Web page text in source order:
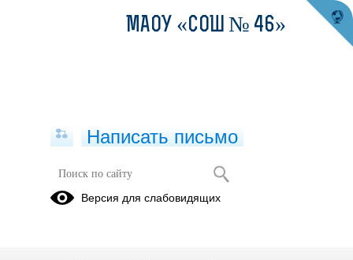
Берегите детей от кишечных
заболеваний!
МАОУ «СОШ № 46»
Написать письмо
Версия для слабовидящих